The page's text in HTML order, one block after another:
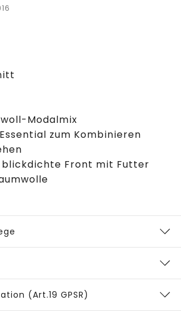
Modalmix
zum Kombinieren
Front mit Futter
(Art.19 GPSR)